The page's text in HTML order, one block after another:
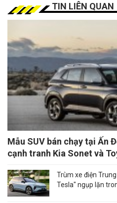
TIN LIÊN QUAN
Mẫu SUV bán chạy tại Ấn
cạnh tranh Kia Sonet và
Trùm xe điện
Tesla" ngụp lặn